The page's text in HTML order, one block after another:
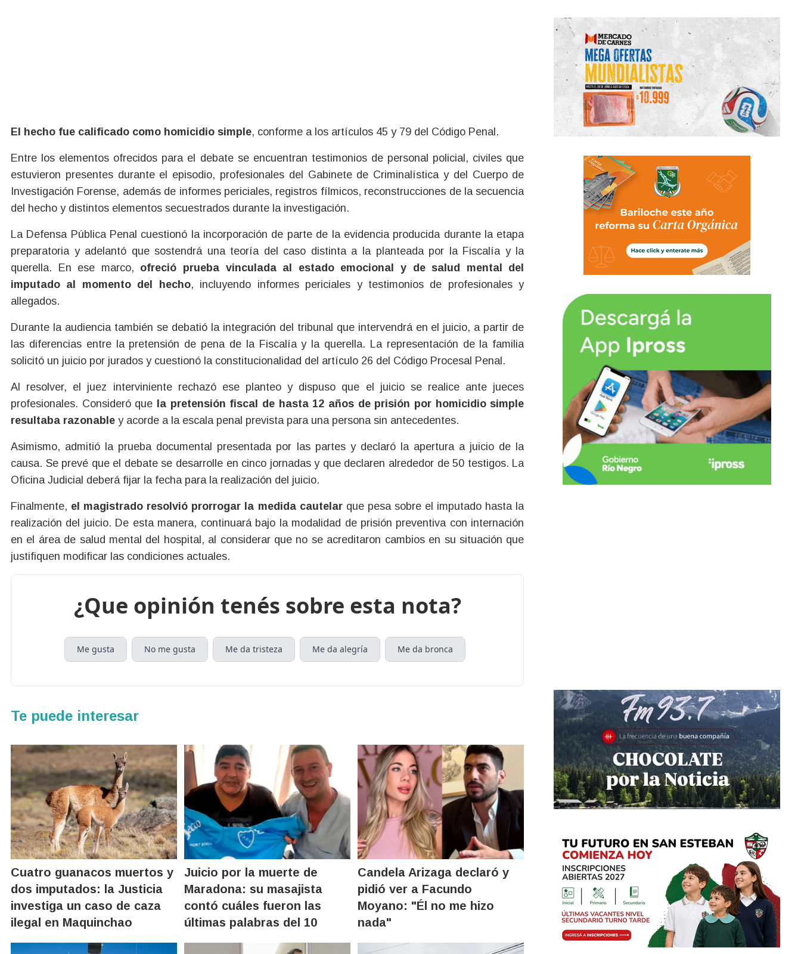
El hecho fue calificado como homicidio simple, conforme a los artículos 45 y 79 del Código Penal.
Entre los elementos ofrecidos para el debate se encuentran testimonios de personal policial, civiles que
estuvieron presentes durante el episodio, profesionales del Gabinete de Criminalística y del Cuerpo de
Investigación Forense, además de informes periciales, registros fílmicos, reconstrucciones de la secuencia
del hecho y distintos elementos secuestrados durante la investigación.
La Defensa Pública Penal cuestionó la incorporación de parte de la evidencia producida durante la etapa
preparatoria y adelantó que sostendrá una teoría del caso distinta a la planteada por la Fiscalía y la
querella. En ese marco, ofreció prueba vinculada al estado emocional y de salud mental del
imputado al momento del hecho, incluyendo informes periciales y testimonios de profesionales y
allegados.
Durante la audiencia también se debatió la integración del tribunal que intervendrá en el juicio, a partir de
las diferencias entre la pretensión de pena de la Fiscalía y la querella. La representación de la familia
solicitó un juicio por jurados y cuestionó la constitucionalidad del artículo 26 del Código Procesal Penal.
Al resolver, el juez interviniente rechazó ese planteo y dispuso que el juicio se realice ante jueces
profesionales. Consideró que la pretensión fiscal de hasta 12 años de prisión por homicidio simple
resultaba razonable y acorde a la escala penal prevista para una persona sin antecedentes.
Asimismo, admitió la prueba documental presentada por las partes y declaró la apertura a juicio de la
causa. Se prevé que el debate se desarrolle en cinco jornadas y que declaren alrededor de 50 testigos. La
Oficina Judicial deberá fijar la fecha para la realización del juicio.
Finalmente, el magistrado resolvió prorrogar la medida cautelarque pesa sobre el imputado hasta la
realización del juicio. De esta manera, continuará bajo la modalidad de prisión preventiva con internación
en el área de salud mental del hospital, al considerar que no se acreditaron cambios en su situación que
justifiquen modificar las condiciones actuales.
¿Que opinión tenés sobre esta nota?
Me gusta No me gusta Me da tristeza Me da alegría Me da bronca
Te puede interesar
Cuatro guanacos muertos y
dos imputados: la Justicia
investiga un caso de caza
ilegal en Maquinchao
Juicio por la muerte de
Maradona: su masajista
contó cuáles fueron las
últimas palabras del 10
Candela Arizaga declaró y
pidió ver a Facundo
Moyano: "Él no me hizo
nada"